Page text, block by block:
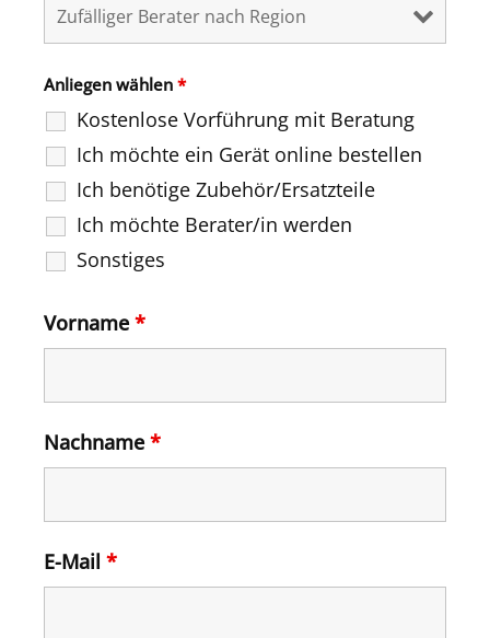
Anliegen wählen *
Kostenlose Vorführung mit Beratung
Ich möchte ein Gerät online bestellen
Ich benötige Zubehör/Ersatzteile
Ich möchte Berater/in werden
Sonstiges
Vorname *
Nachname *
E-Mail *